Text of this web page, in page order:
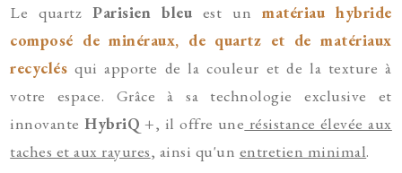
Le quartzParisien bleu est unmatériau hybride
composé de minéraux, de quartz et de matériaux
recyclés qui apporte de la couleur et de la texture à
votre espace. Grâce à sa technologie exclusive et
innovanteHybriQ +, il offre une résistance élevée aux
taches et aux rayures, ainsi qu'un entretien minimal.